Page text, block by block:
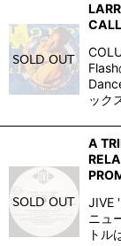
ック
A
JIVE
ニュ
トル